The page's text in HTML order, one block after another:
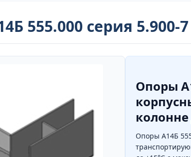
555.000 серия 5.900-
Опоры
Опоры А14Б